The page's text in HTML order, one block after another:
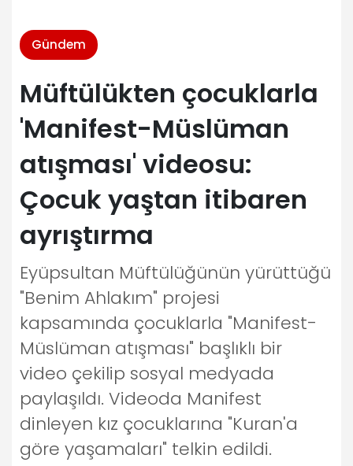
Gündem
Müftülükten çocuklarla
'Manifest-Müslüman
atışması' videosu:
Çocuk yaştan itibaren
ayrıştırma
Eyüpsultan Müftülüğünün yürüttüğü
"Benim Ahlakım" projesi
kapsamında çocuklarla "Manifest-
Müslüman atışması" başlıklı bir
video çekilip sosyal medyada
paylaşıldı. Videoda Manifest
dinleyen kız çocuklarına "Kuran'a
göre yaşamaları" telkin edildi.